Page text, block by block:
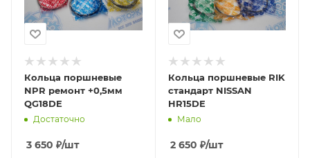
Кольца поршневые
NPR ремонт +0,5мм
QG18DE
Достаточно
3 650 ₽/шт
Кольца поршневые RIK
стандарт NISSAN
HR15DE
Мало
2 650 ₽/шт